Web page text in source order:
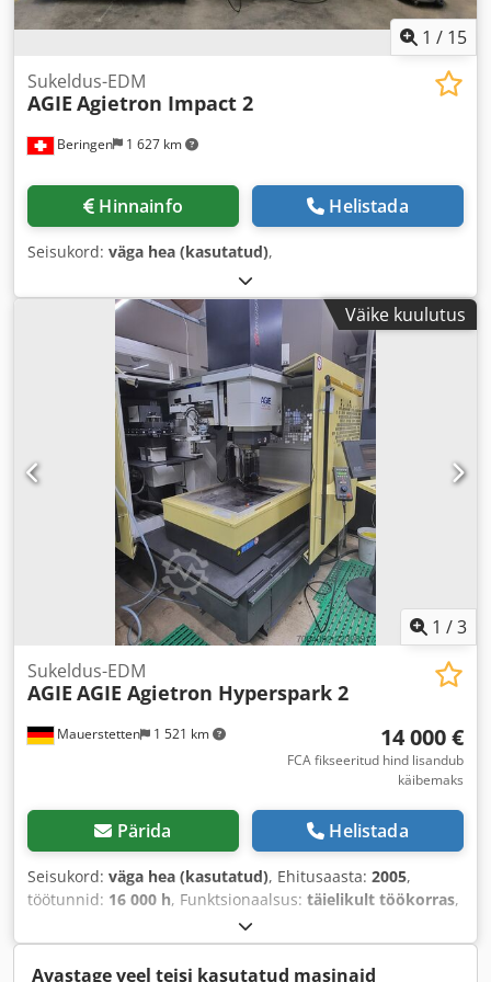
1 / 15
Beringen 1 627 km
Sukeldus-EDM
AGIE Agietron Impact 2
Hinnainfo Helistada
Seisukord: väga hea (kasutatud),
Väike kuulutus
1 /3
Mauerstetten 1 521 km
Sukeldus-EDM
AGIE AGIE Agietron Hyperspark 2
14 000 €
FCA fikseeritud hind lisandub
käibemaks
Pärida Helistada
Seisukord: väga hea (kasutatud), Ehitusaasta: 2005,
töötunnid: 16 000 h, Funktsionaalsus: täielikult töökorras,
350 mm
250 mm, Z-telje liikumisteekond:350 mm,
Avastage veel teisi kasutatud masinaid